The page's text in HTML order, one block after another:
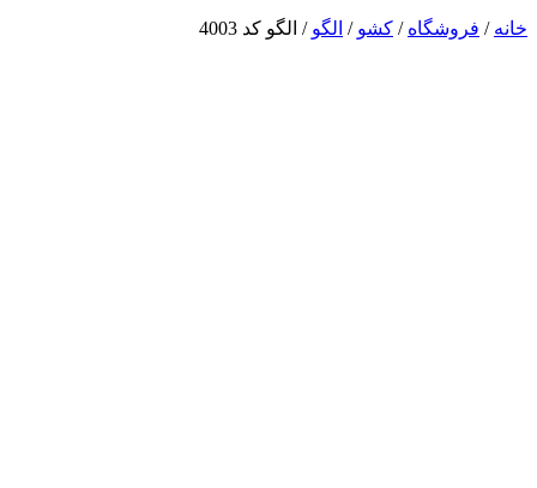
خانه / فروشگاه / کشو / الگو / الگو کد 4003